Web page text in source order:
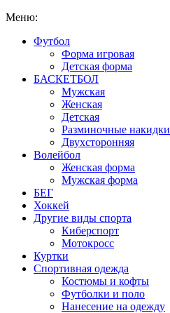
Меню:
Футбол
Форма игровая
Детская форма
БАСКЕТБОЛ
Мужская
Женская
Детская
Разминочные накидки
Двухсторонняя
Волейбол
Женская форма
Мужская форма
БЕГ
Хоккей
Другие виды спорта
Киберспорт
Мотокросс
Куртки
Спортивная одежда
Костюмы и кофты
Футболки и поло
Нанесение на одежду